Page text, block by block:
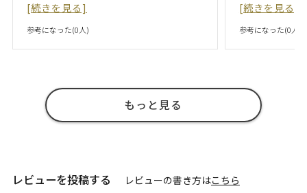
[続きを見る]
参考になった(0人)
[続きを見る]
参考になった(0人)
もっと見る
レビューを投稿する レビューの書き方はこちら